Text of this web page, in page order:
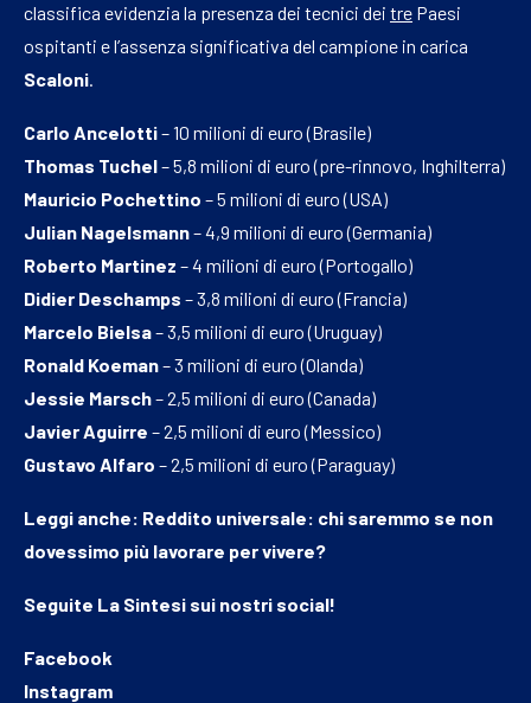
classifica evidenzia la presenza dei tecnici dei tre Paesi
ospitanti e l’assenza significativa del campione in carica
Scaloni.
Carlo Ancelotti– 10 milioni di euro (Brasile)
Thomas Tuchel– 5,8 milioni di euro (pre-rinnovo, Inghilterra)
Mauricio Pochettino – 5 milioni di euro (USA)
Julian Nagelsmann– 4,9 milioni di euro (Germania)
Roberto Martinez – 4 milioni di euro (Portogallo)
Didier Deschamps – 3,8 milioni di euro (Francia)
Marcelo Bielsa– 3,5 milioni di euro (Uruguay)
Ronald Koeman– 3 milioni di euro (Olanda)
Jessie Marsch– 2,5 milioni di euro (Canada)
Javier Aguirre – 2,5 milioni di euro (Messico)
Gustavo Alfaro – 2,5 milioni di euro (Paraguay)
Leggi anche: Reddito universale: chi saremmo se non
dovessimo più lavorare per vivere?
Seguite La Sintesi sui nostri social!
Facebook
Instagram